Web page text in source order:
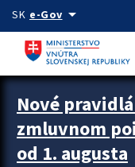
Preskocit na hlavný obsah
SK e-Govarrow_drop_down
Zastavit automatický
Nové
zmluvnom
od 1. augusta